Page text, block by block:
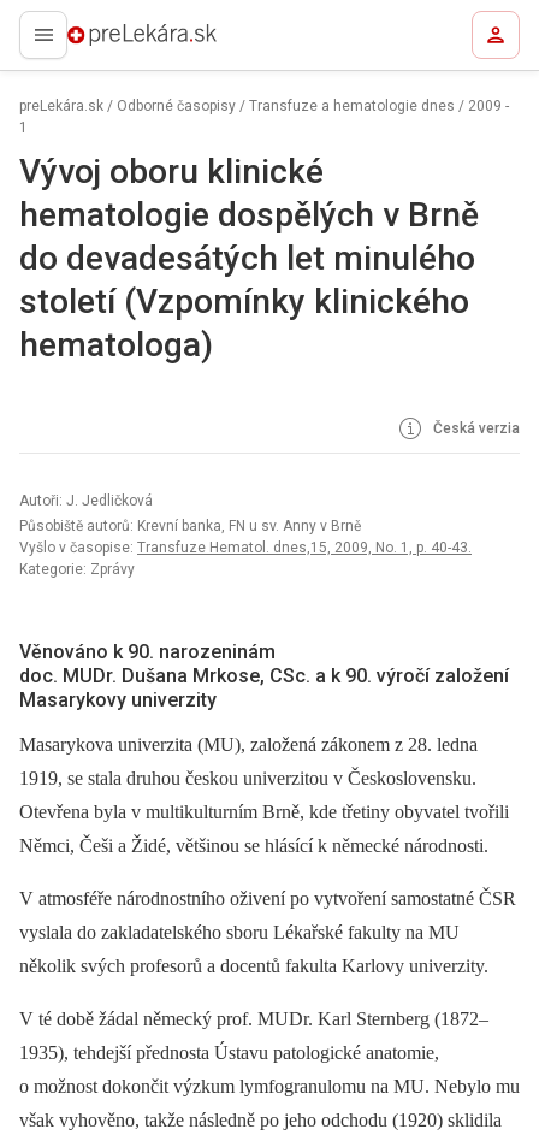
preLekára.sk
preLekára.sk / Odborné časopisy / Transfuze a hematologie dnes / 2009 -
1
Vývoj oboru klinické
hematologie dospělých v Brně
do devadesátých let minulého
století (Vzpomínky klinického
hematologa)
Česká verzia
Autoři: J. Jedličková
Působiště autorů: Krevní banka, FN u sv. Anny v Brně
Vyšlo v časopise: Transfuze Hematol. dnes,15, 2009, No. 1, p. 40-43.
Kategorie: Zprávy
Věnováno k 90. narozeninám
doc. MUDr. Dušana Mrkose, CSc. a k 90. výročí založení
Masarykovy univerzity
Masarykova univerzita (MU), založená zákonem z 28. ledna
1919, se stala druhou českou univerzitou v Československu.
Otevřena byla v multikulturním Brně, kde třetiny obyvatel tvořili
Němci, Češi a Židé, většinou se hlásící k německé národnosti.
V atmosféře národnostního oživení po vytvoření samostatné ČSR
vyslala do zakladatelského sboru Lékařské fakulty na MU
několik svých profesorů a docentů fakulta Karlovy univerzity.
V té době žádal německý prof. MUDr. Karl Sternberg (1872–
1935), tehdejší přednosta Ústavu patologické anatomie,
o možnost dokončit výzkum lymfogranulomu na MU. Nebylo mu
však vyhověno, takže následně po jeho odchodu (1920) sklidila